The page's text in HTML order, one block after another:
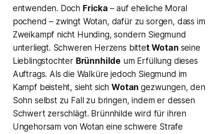
entwenden. Doch Fricka – auf eheliche Moral
pochend – zwingt Wotan, dafür zu sorgen, dass im
Zweikampf nicht Hunding, sondern Siegmund
unterliegt. Schweren Herzens bittet Wotan seine
Lieblingstochter Brünnhilde um Erfüllung dieses
Auftrags. Als die Walküre jedoch Siegmund im
Kampf beisteht, sieht sichWotan gezwungen, den
Sohn selbst zu Fall zu bringen, indem er dessen
Schwert zerschlägt. Brünnhilde wird für ihren
Ungehorsam von Wotan eine schwere Strafe